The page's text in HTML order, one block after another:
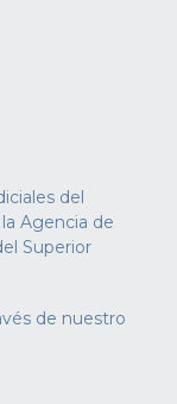
del
Agencia de
Superior
de nuestro